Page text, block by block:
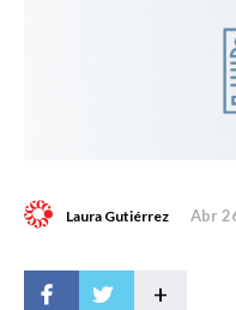
Laura Gutiérrez Abr
+